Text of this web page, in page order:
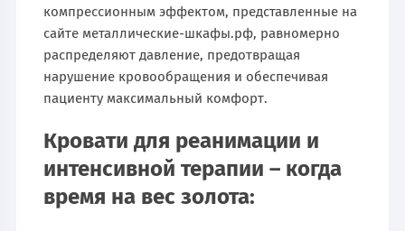
компрессионным эффектом, представленные на
сайте металлические-шкафы.рф, равномерно
распределяют давление, предотвращая
нарушение кровообращения и обеспечивая
пациенту максимальный комфорт.
Кровати для реанимации и
интенсивной терапии – когда
время на вес золота: